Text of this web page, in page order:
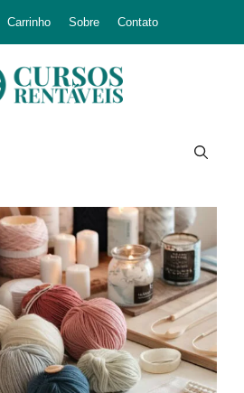
Carrinho Sobre Contato